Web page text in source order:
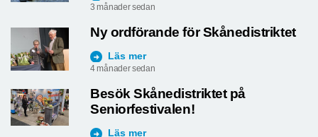
3 månader sedan
Ny ordförande för Skånedistriktet
4 månader sedan
Besök Skånedistriktet på
Seniorfestivalen!